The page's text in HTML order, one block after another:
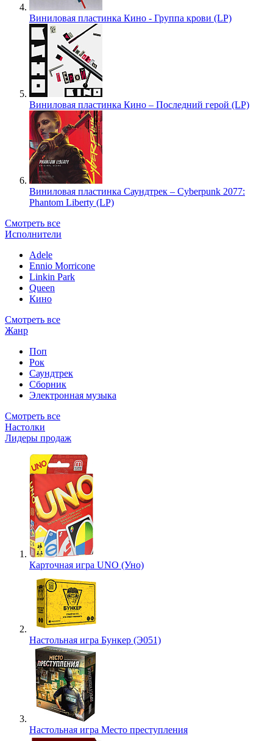
Виниловая пластинка Кино - Группа крови (LP)
Виниловая пластинка Кино – Последний герой (LP)
Виниловая пластинка Саундтрек – Cyberpunk 2077:
Phantom Liberty (LP)
Смотреть все
Исполнители
Adele
Ennio Morricone
Linkin Park
Queen
Кино
Смотреть все
Жанр
Поп
Рок
Саундтрек
Сборник
Электронная музыка
Смотреть все
Настолки
Лидеры продаж
Карточная игра UNO (Уно)
Настольная игра Бункер (Э051)
Настольная игра Место преступления